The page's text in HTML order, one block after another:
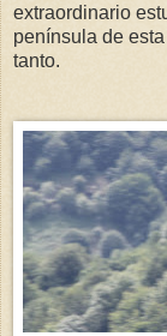
extraordinario
península de
tanto.